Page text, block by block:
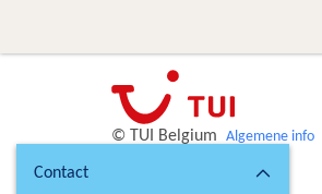
© TUI Belgium Algemene info
Contact